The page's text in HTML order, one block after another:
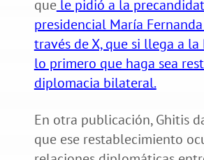
quele pidió a la
presidencial María Fernanda
través de X, que si llega a la
lo primero que haga sea
diplomacia bilateral.
En otra publicación, Ghitis
que ese restablecimiento